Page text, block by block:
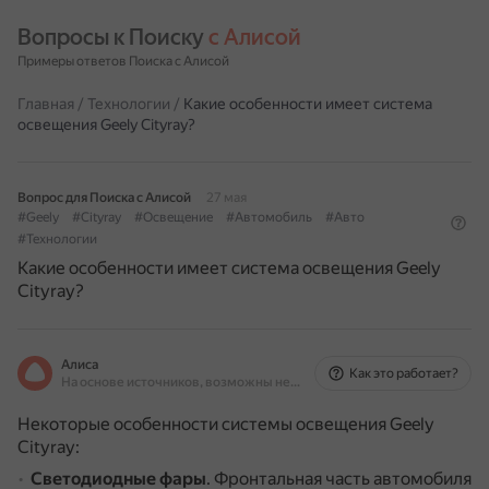
Вопросы к Поиску с Алисой
Примеры ответов Поиска с Алисой
Главная / Технологии / Какие особенности имеет система
освещения Geely Cityray?
Вопрос для Поиска с Алисой
27 мая
#Geely
#Cityray #Освещение #Автомобиль
#Авто
#Технологии
Какие особенности имеет система освещения Geely
Cityray?
Алиса
На основе источников, возможны неточности
Как это работает?
Некоторые особенности системы освещения Geely
Cityray:
Светодиодные фары. Фронтальная часть автомобиля